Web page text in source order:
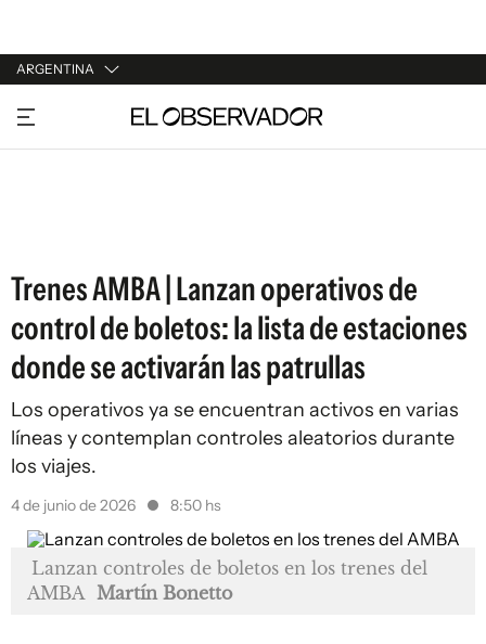
ARGENTINA
URUGUAY
ARGENTINA
Trenes AMBA | Lanzan operativos de
control de boletos: la lista de estaciones
donde se activarán las patrullas
Los operativos ya se encuentran activos en varias
líneas y contemplan controles aleatorios durante
los viajes.
4 de junio de 2026 8:50 hs
Lanzan controles de boletos en los trenes del
AMBA Martín Bonetto